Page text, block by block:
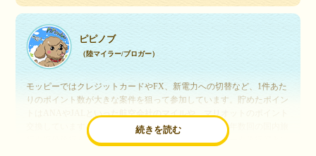
続きを読む
ピピノブ
（陸マイラー/ブロガー）
モッピーではクレジットカードやFX、新電力への切替など、1件あた
りのポイント数が大きな案件を狙って参加しています。貯めたポイン
交換しています。このようにすることで、ほぼ無料で年数回の国内旅
行や海外旅行を実現しています。モッピーは陸マイラーや旅行好きに